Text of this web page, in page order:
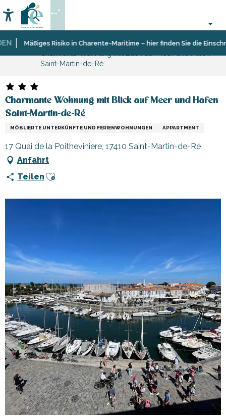
au
contenu
principal
Mäßiges Risiko in Charente-Maritime – hier finden Sie die
Accessibilité
Suche
--°
Startseite AufenthaltUnterkünfteFerienunterkünfte
Saint-Martin-de-Ré
Charmante Wohnung mit Blick auf Meer und Hafen
Saint-Martin-de-Ré
MÖBLIERTE UNTERKÜNFTE UND FERIENWOHNUNGEN APPARTMENT
17 Quai de la Poitheviniere, 17410 Saint-Martin-de-Ré
Anfahrt
Teilen Ajouter aux favoris